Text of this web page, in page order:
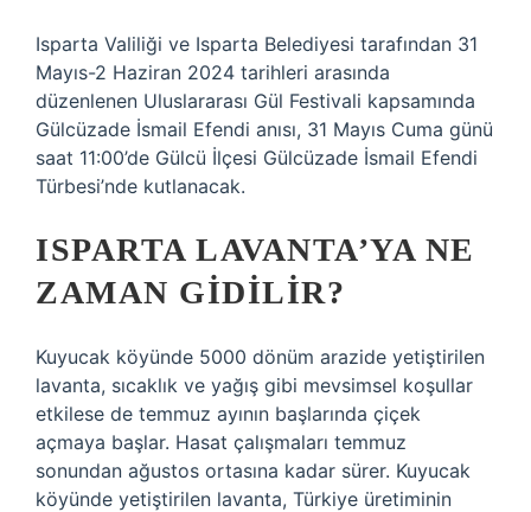
Isparta Valiliği ve Isparta Belediyesi tarafından 31
Mayıs-2 Haziran 2024 tarihleri ​​arasında
düzenlenen Uluslararası Gül Festivali kapsamında
Gülcüzade İsmail Efendi anısı, 31 Mayıs Cuma günü
saat 11:00’de Gülcü İlçesi Gülcüzade İsmail Efendi
Türbesi’nde kutlanacak.
ISPARTA LAVANTA’YA NE
ZAMAN GIDILIR?
Kuyucak köyünde 5000 dönüm arazide yetiştirilen
lavanta, sıcaklık ve yağış gibi mevsimsel koşullar
etkilese de temmuz ayının başlarında çiçek
açmaya başlar. Hasat çalışmaları temmuz
sonundan ağustos ortasına kadar sürer. Kuyucak
köyünde yetiştirilen lavanta, Türkiye üretiminin